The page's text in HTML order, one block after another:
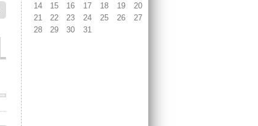
14
15 16 17 18 19
20
21
22 23 24 25 26
27
28
29 30 31